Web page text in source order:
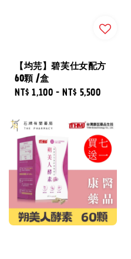
【均芫】碧芙仕女配方
60顆 /盒
Regular
NT$ 1,100 -NT$ 5,500